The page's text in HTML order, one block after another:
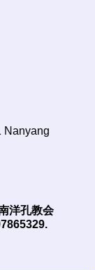
Nanyang
洋孔教会